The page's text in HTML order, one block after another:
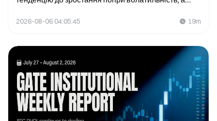
стейблкоїнів покращують загальні настрої ринку.
2026-08-06 04:05:45 19m